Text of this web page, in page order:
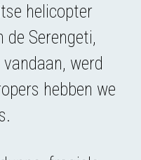
helicopter
de Serengeti,
werd
hebben we